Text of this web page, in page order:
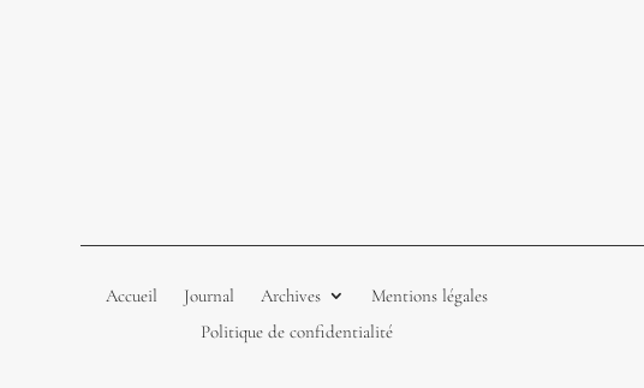
Accueil Journal Archives
Mentions légales
Politique de confidentialité